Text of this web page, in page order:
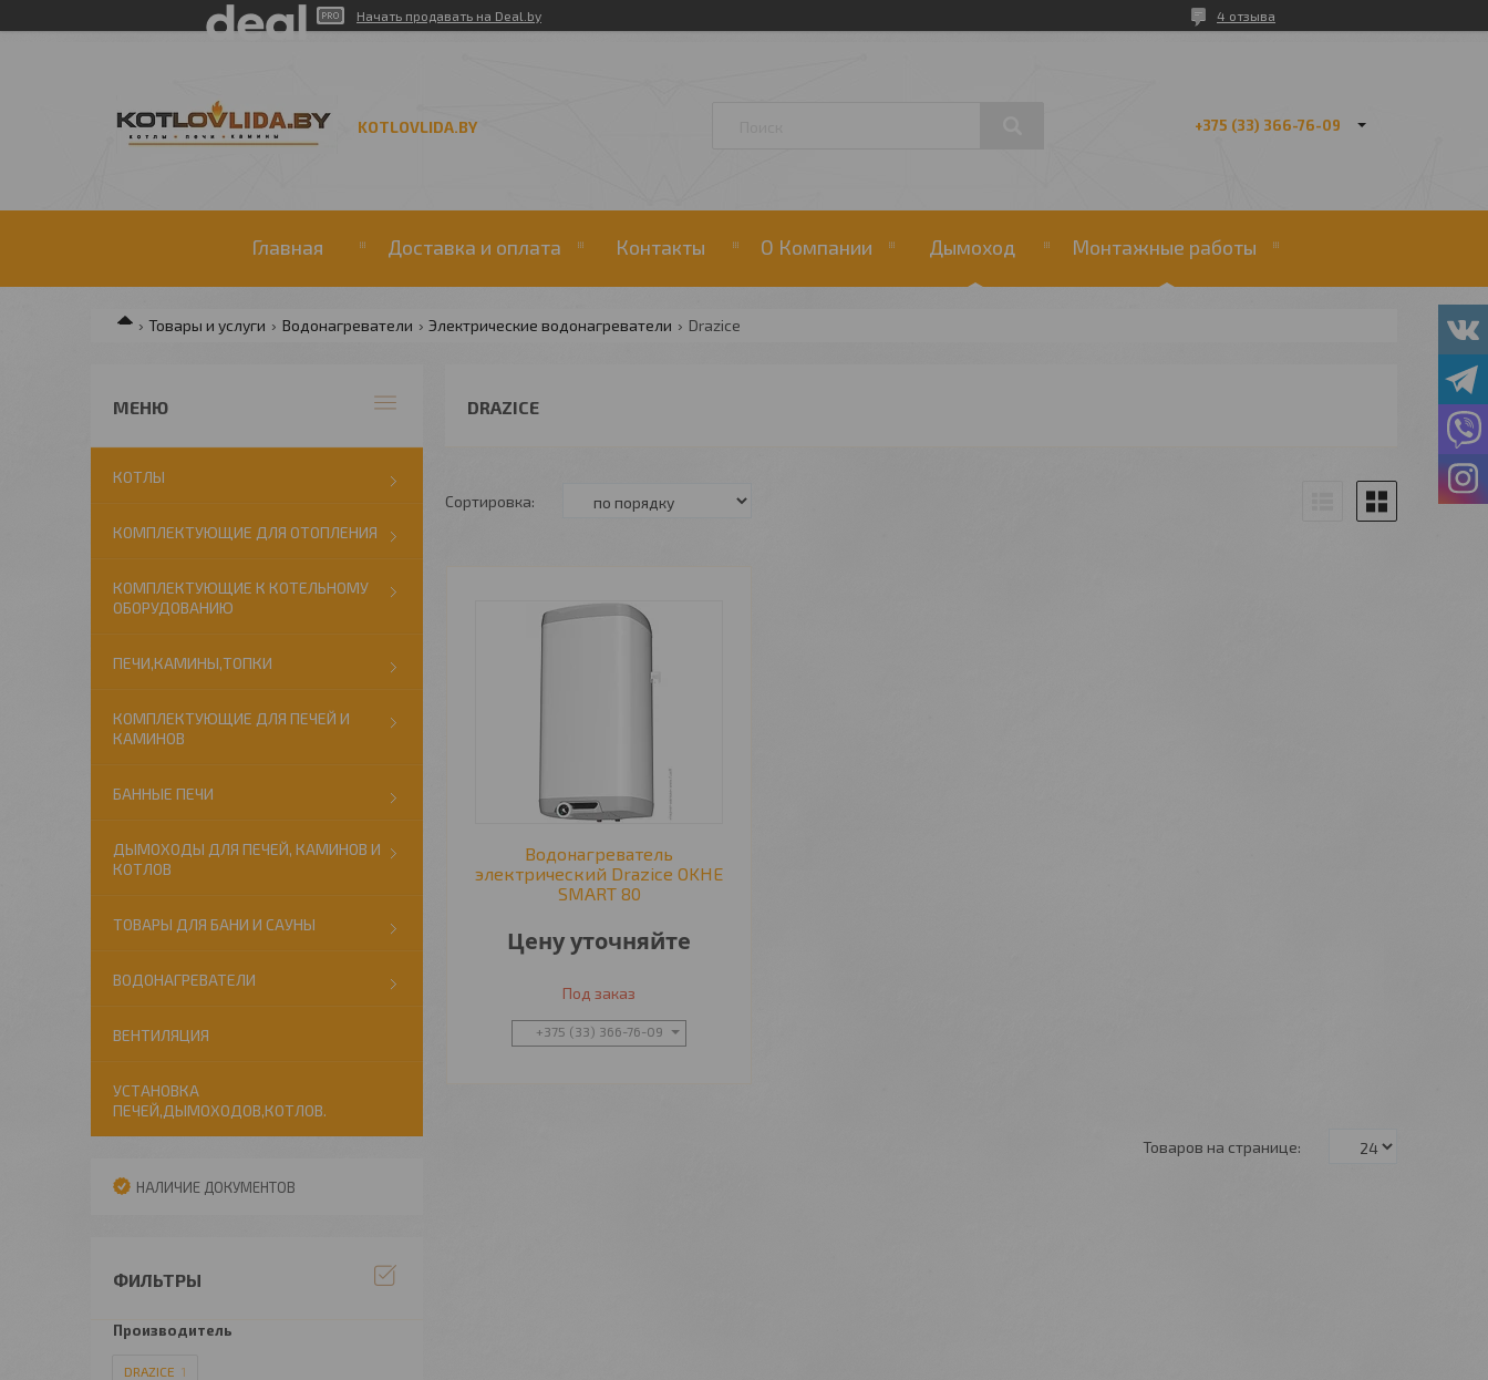
Начать продавать на Deal.by 4 отзыва
KOTLOVLIDA.BY +375 (33) 366-76-09
Главная Доставка и оплата Контакты О Компании Дымоход Монтажные работы
Товары и услуги Водонагреватели Электрические водонагреватели Drazice
DRAZICE
Водонагреватель
электрический Drazice OKHE
SMART 80
Цену уточняйте
Под заказ
+375 (33) 366-76-09
КОТЛЫ
КОМПЛЕКТУЮЩИЕ ДЛЯ ОТОПЛЕНИЯ
КОМПЛЕКТУЮЩИЕ К КОТЕЛЬНОМУ
ОБОРУДОВАНИЮ
ПЕЧИ,КАМИНЫ,ТОПКИ
КОМПЛЕКТУЮЩИЕ ДЛЯ ПЕЧЕЙ И
КАМИНОВ
БАННЫЕ ПЕЧИ
ДЫМОХОДЫ ДЛЯ ПЕЧЕЙ, КАМИНОВ И
КОТЛОВ
ТОВАРЫ ДЛЯ БАНИ И САУНЫ
ВОДОНАГРЕВАТЕЛИ
ВЕНТИЛЯЦИЯ
УСТАНОВКА
ПЕЧЕЙ,ДЫМОХОДОВ,КОТЛОВ.
НАЛИЧИЕ ДОКУМЕНТОВ
ФИЛЬТРЫ
Производитель
DRAZICE 1